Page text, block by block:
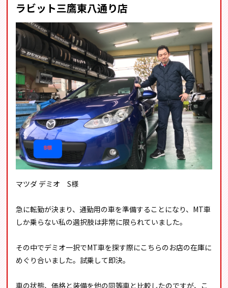
ラビット三鷹東八通り店
マツダ デミオ S様
急に転勤が決まり、通勤用の車を準備することになり、MT車
しか乗らない私の選択肢は非常に限られていました。
その中でデミオ一択でMT車を探す際にこちらのお店の在庫に
めぐり合いました。試乗して即決。
車の状態、価格と装備を他の同等車と比較したのですが、こ